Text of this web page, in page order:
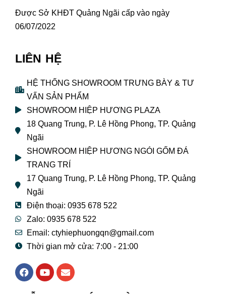
Được Sở KHĐT Quảng Ngãi cấp vào ngày
06/07/2022
LIÊN HỆ
HỆ THỐNG SHOWROOM TRƯNG BÀY & TƯ
VẤN SẢN PHẨM
SHOWROOM HIỆP HƯƠNG PLAZA
18 Quang Trung, P. Lê Hồng Phong, TP. Quảng
Ngãi
SHOWROOM HIỆP HƯƠNG NGÓI GỐM ĐÁ
TRANG TRÍ
17 Quang Trung, P. Lê Hồng Phong, TP. Quảng
Ngãi
Điện thoại: 0935 678 522
Zalo: 0935 678 522
Email: ctyhiephuongqn@gmail.com
Thời gian mở cửa: 7:00 - 21:00
F
a
Y
o
E
n